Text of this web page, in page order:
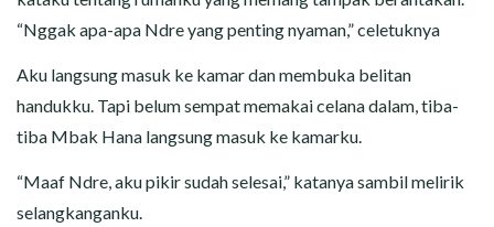
“Nggak apa-apa Ndre yang penting nyaman,” celetuknya
Aku langsung masuk ke kamar dan membuka belitan
handukku. Tapi belum sempat memakai celana dalam, tiba-
tiba Mbak Hana langsung masuk ke kamarku.
“Maaf Ndre, aku pikir sudah selesai,” katanya sambil melirik
selangkanganku.